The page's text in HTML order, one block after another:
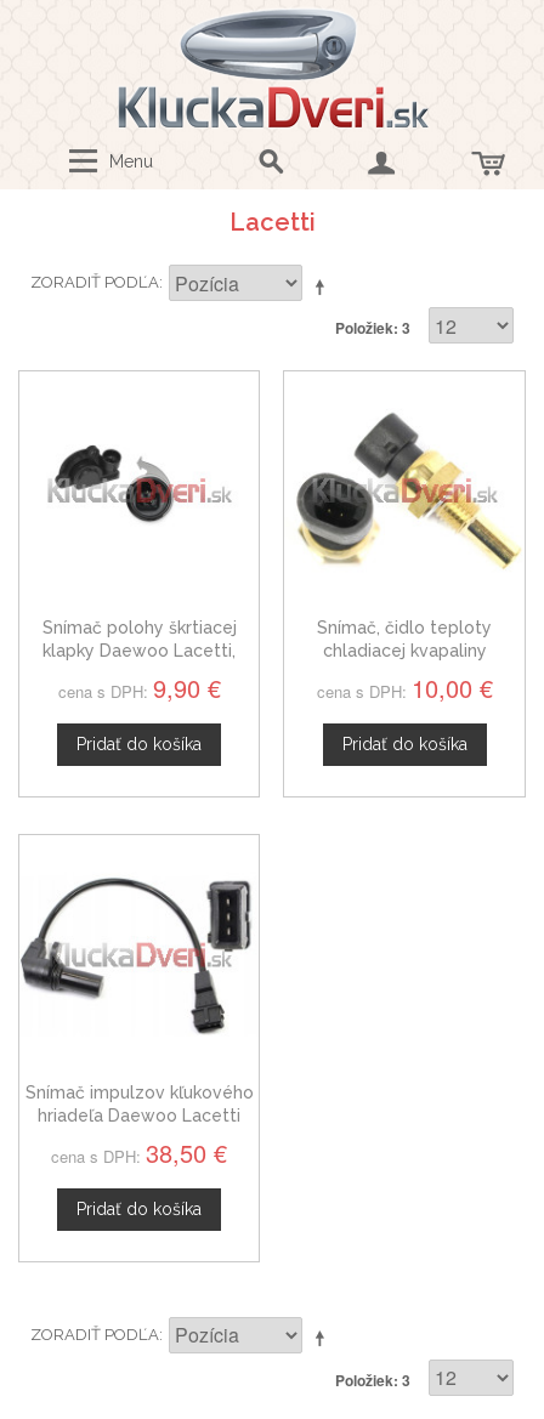
Menu
Lacetti
ZORADIŤ PODĽA
Položiek: 3
Snímač polohy škrtiacej
klapky Daewoo Lacetti,
cena s DPH: 9,90 €
Pridať do košíka
Snímač, čidlo teploty
chladiacej kvapaliny
60811520
cena s DPH: 10,00 €
Pridať do košíka
Snímač impulzov kľukového
hriadeľa Daewoo Lacetti
cena s DPH: 38,50 €
Pridať do košíka
ZORADIŤ PODĽA
Položiek: 3